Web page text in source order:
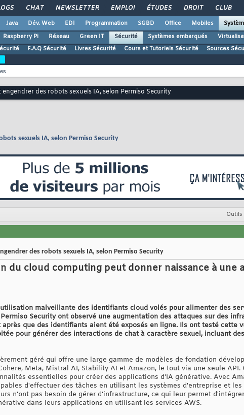
CHAT NEWSLETTER EMPLOI ÉTUDES DROIT CLUB
Java Dév. Web EDI Programmation SGBD Office Mobiles
Raspberry Pi Réseau Green IT Sécurité Systèmes embarqués
F.A.Q Sécurité Livres Sécurité Cours et Tutoriels Sécurité Sources
des robots sexuels IA, selon Permiso Security
sexuels IA, selon Permiso Security
Outils
des robots sexuels IA, selon Permiso Security
du cloud computing peut donner naissance à une
malveillante des identifiants cloud volés pour alimenter des
Security ont observé une augmentation des attaques sur des
que des identifiants aient été exposés en ligne. Ils ont testé cette
pour générer des interactions de chat à caractère sexuel, incluant
géré qui offre une large gamme de modèles de fondation
Meta, Mistral AI, Stability AI et Amazon, le tout via une seule API.
essentielles pour créer des applications d'IA générative. Avec
d'effectuer des tâches en utilisant les systèmes d'entreprise et les
n'ont pas besoin de gérer d'infrastructure, ce qui leur permet
dans leurs applications en utilisant les services AWS.